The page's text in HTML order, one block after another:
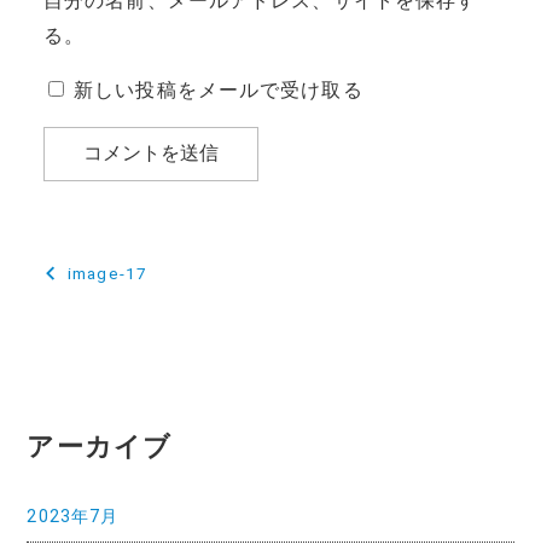
る。
新しい投稿をメールで受け取る
投
ゲ
シ
image-17
アーカイブ
2023年7月